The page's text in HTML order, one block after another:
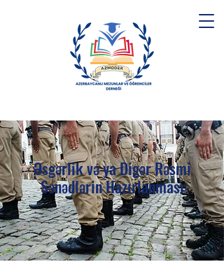
Əsgərlik və ya Digər Rəsmi
Sənədlərin Hazırlanması